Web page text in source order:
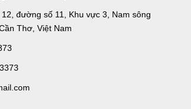
đường số 11, Khu vực 3, Nam sông
Thơ, Việt Nam